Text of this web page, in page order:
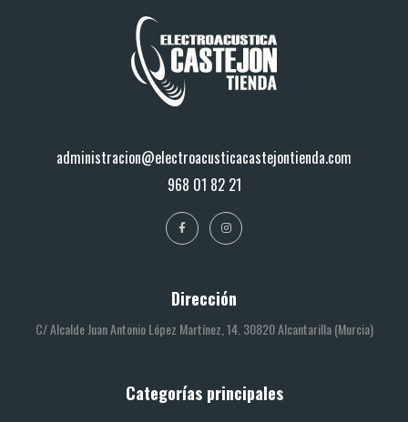
administracion@electroacusticacastejontienda.com
968 01 82 21
Dirección
C/ Alcalde Juan Antonio López Martínez, 14. 30820 Alcantarilla (Murcia)
Categorías principales